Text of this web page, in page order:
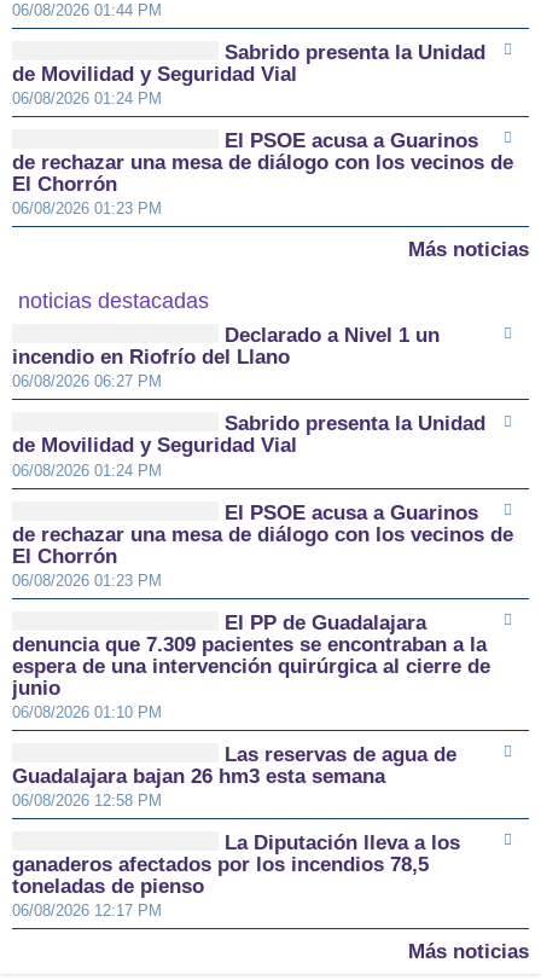
06/08/2026 01:44 PM
Sabrido presenta la Unidad
de Movilidad y Seguridad Vial
06/08/2026 01:24 PM
El PSOE acusa a Guarinos
de rechazar una mesa de diálogo con los vecinos de
El Chorrón
06/08/2026 01:23 PM
Más noticias
noticias destacadas
Declarado a Nivel 1 un
incendio en Riofrío del Llano
06/08/2026 06:27 PM
Sabrido presenta la Unidad
de Movilidad y Seguridad Vial
06/08/2026 01:24 PM
El PSOE acusa a Guarinos
de rechazar una mesa de diálogo con los vecinos de
El Chorrón
06/08/2026 01:23 PM
El PP de Guadalajara
denuncia que 7.309 pacientes se encontraban a la
espera de una intervención quirúrgica al cierre de
junio
06/08/2026 01:10 PM
Las reservas de agua de
Guadalajara bajan 26 hm3 esta semana
06/08/2026 12:58 PM
La Diputación lleva a los
ganaderos afectados por los incendios 78,5
toneladas de pienso
06/08/2026 12:17 PM
Más noticias